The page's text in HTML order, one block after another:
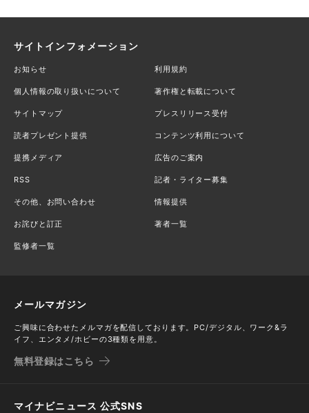
サイトインフォメーション
お知らせ 利用規約
個人情報の取り扱いについて 著作権と転載について
サイトマップ プレスリリース受付
読者プレゼント提供 コンテンツ利用について
提携メディア 広告のご案内
RSS 記者・ライター募集
その他、お問い合わせ 情報提供
お詫びと訂正 著者一覧
監修者一覧
メールマガジン
ご興味に合わせたメルマガを配信しております。PC/デジタル、ワーク&ラ
イフ、エンタメ/ホビーの3種類を用意。
無料登録はこちら
マイナビニュース 公式SNS